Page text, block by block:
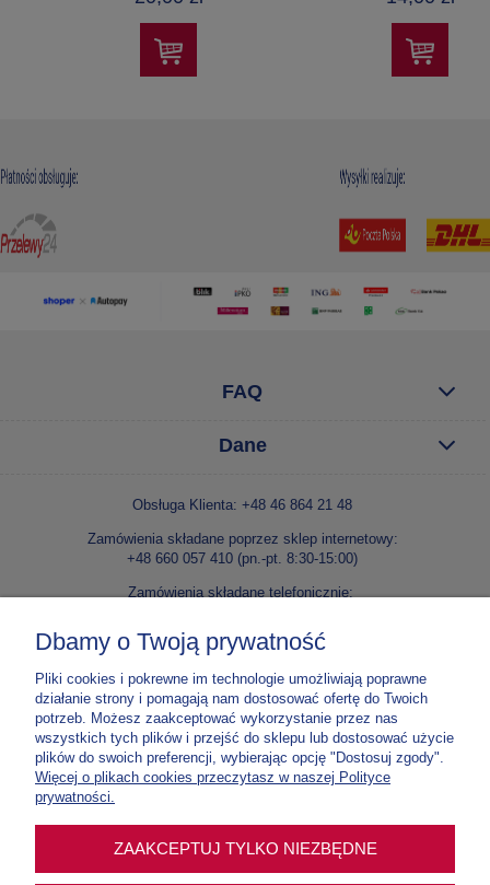
FAQ
Dane
Obsługa Klienta: +48 46 864 21 48
Zamówienia składane poprzez sklep internetowy:
+48 660 057 410 (pn.-pt. 8:30-15:00)
Zamówienia składane telefonicznie:
E-mail:kontakt@niepokalanow.pl
Wydawnictwo Ojców Franciszkanów Niepokalanów
Paprotnia, ul. o. M. Kolbego 5, 96-515 Teresin
NIP: 837 000 03 67
Nr konta: 70 1020 1185 0000 4302 0307 5900
Tylko do zamówień w e-sklepie
Nr konta:12 1020 1185 0000 4102 0012 3877
Tylko na intencje mszalne, prenumeraty
Dbamy o Twoją prywatność
Pliki cookies i pokrewne im technologie umożliwiają poprawne
działanie strony i pomagają nam dostosować ofertę do Twoich
potrzeb. Możesz zaakceptować wykorzystanie przez nas
wszystkich tych plików i przejść do sklepu lub dostosować użycie
plików do swoich preferencji, wybierając opcję "Dostosuj zgody".
Więcej o plikach cookies przeczytasz w naszej Polityce
prywatności.
ZAAKCEPTUJ TYLKO NIEZBĘDNE